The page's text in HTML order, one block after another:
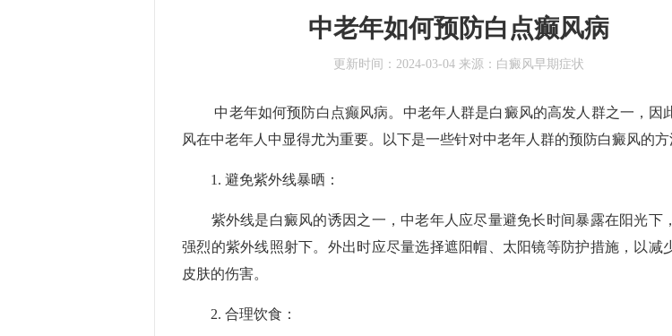
中老年如何预防白点癫风病
更新时间： 2024-03-04 来源： 白癜风早期症状
中老年如何预防白点癫风病。中老年人群是白癜风的高发人群之一，因
风在中老年人中显得尤为重要。以下是一些针对中老年人群的预防白癜风的方
1. 避免紫外线暴晒：
紫外线是白癜风的诱因之一，中老年人应尽量避免长时间暴露在阳光下
强烈的紫外线照射下。外出时应尽量选择遮阳帽、太阳镜等防护措施，以减
皮肤的伤害。
2. 合理饮食：
广州新世纪白癜风医院